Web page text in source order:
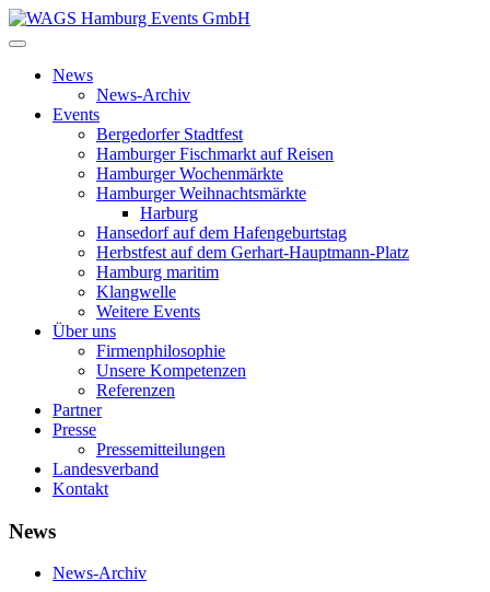
News
News-Archiv
Events
Bergedorfer Stadtfest
Hamburger Fischmarkt auf Reisen
Hamburger Wochenmärkte
Hamburger Weihnachtsmärkte
Harburg
Hansedorf auf dem Hafengeburtstag
Herbstfest auf dem Gerhart-Hauptmann-Platz
Hamburg maritim
Klangwelle
Weitere Events
Über uns
Firmenphilosophie
Unsere Kompetenzen
Referenzen
Partner
Presse
Pressemitteilungen
Landesverband
Kontakt
News
News-Archiv